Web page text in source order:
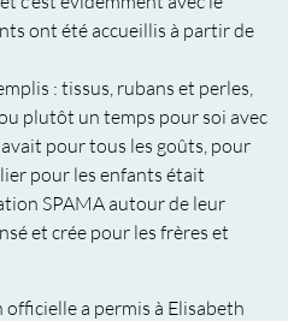
ont été accueillis à partir de
: tissus, rubans et perles,
plutôt un temps pour soi avec
pour tous les goûts, pour
pour les enfants était
SPAMA autour de leur
et crée pour les frères et
a permis à Elisabeth